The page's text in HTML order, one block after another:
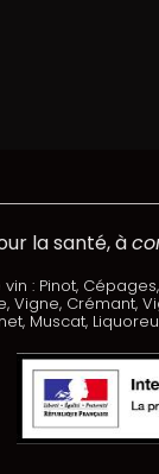
la santé, à
: Pinot,
Vigne, Crémant,
Muscat,